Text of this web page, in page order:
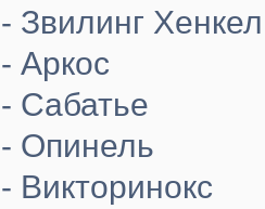
- Звилинг
- Аркос
- Сабатье
- Опинель
- Викторинокс